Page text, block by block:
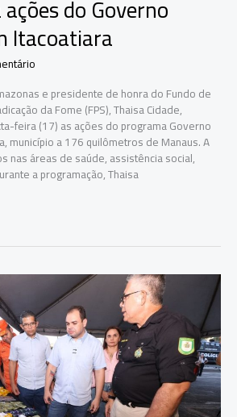
do Governo
Itacoatiara
e presidente de honra do Fundo de
da Fome (FPS), Thaisa Cidade,
feira (17) as ações do programa Governo
município a 176 quilômetros de Manaus. A
nas áreas de saúde, assistência social,
a programação, Thaisa